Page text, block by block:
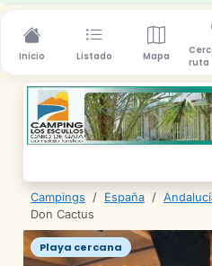
Inicio Listado Mapa
ruta
Campings / España /
Don Cactus
Playa cercana